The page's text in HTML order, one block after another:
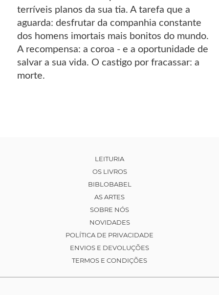
terríveis planos da sua tia. A tarefa que a
aguarda: desfrutar da companhia constante
dos homens imortais mais bonitos do mundo.
A recompensa: a coroa - e a oportunidade de
salvar a sua vida. O castigo por fracassar: a
morte.
LEITURIA
OS LIVROS
BIBLOBABEL
AS ARTES
SOBRE NÓS
NOVIDADES
POLÍTICA DE PRIVACIDADE
ENVIOS E DEVOLUÇÕES
TERMOS E CONDIÇÕES